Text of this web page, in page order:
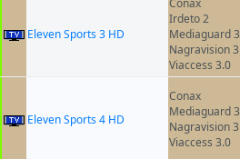
Eleven Sports 3 HD
Irdeto 2
Mediaguard 3
Nagravision 3
Viaccess 3.0
Eleven Sports 4 HD
Conax
Mediaguard 3
Nagravision 3
Viaccess 3.0